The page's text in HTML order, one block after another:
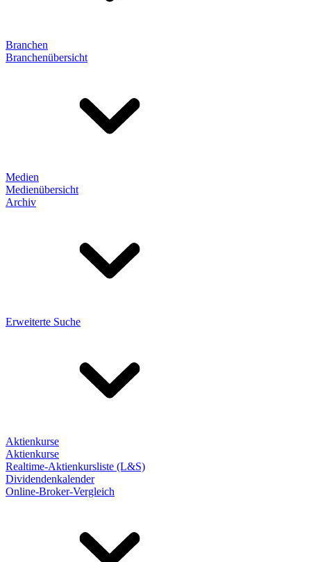
Branchen
Branchenübersicht
Medien
Medienübersicht
Archiv
Erweiterte Suche
Aktienkurse
Aktienkurse
Realtime-Aktienkursliste (L&S)
Dividendenkalender
Online-Broker-Vergleich